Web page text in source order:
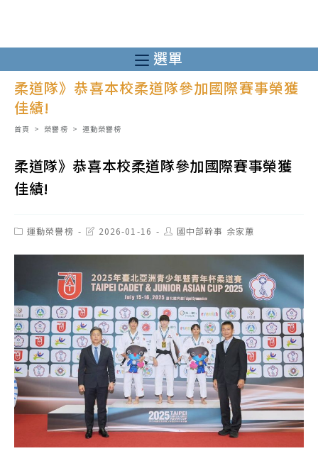
至
主
選單
柔道隊》恭喜本校柔道隊參加國際賽事榮獲
佳績!
首頁 > 榮譽榜 > 運動榮譽榜
柔道隊》恭喜本校柔道隊參加國際賽事榮獲
佳績!
Post運動榮譽榜
Post2026-01-16
Post國中部幹事 余家蕙